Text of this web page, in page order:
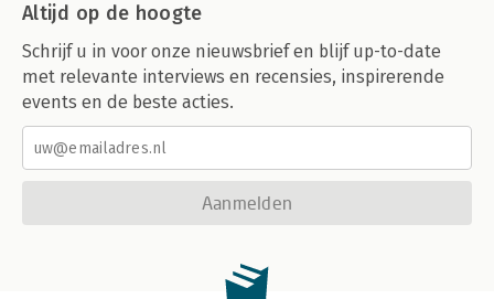
Altijd op de hoogte
Schrijf u in voor onze nieuwsbrief en blijf up-to-date
met relevante interviews en recensies, inspirerende
events en de beste acties.
Aanmelden